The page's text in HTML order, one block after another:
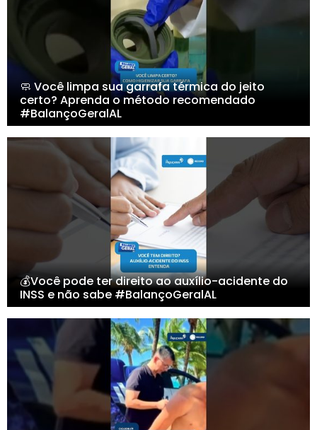
🧼 Você limpa sua garrafa térmica do jeito
certo? Aprenda o método recomendado
#BalançoGeralAL
💰Você pode ter direito ao auxílio-acidente do
INSS e não sabe #BalançoGeralAL